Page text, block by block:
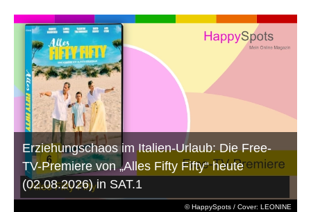
© HappySpots / Cover: LEONINE
Erziehungschaos im Italien-Urlaub: Die Free-
TV-Premiere von „Alles Fifty Fifty“ heute
(02.08.2026) in SAT.1